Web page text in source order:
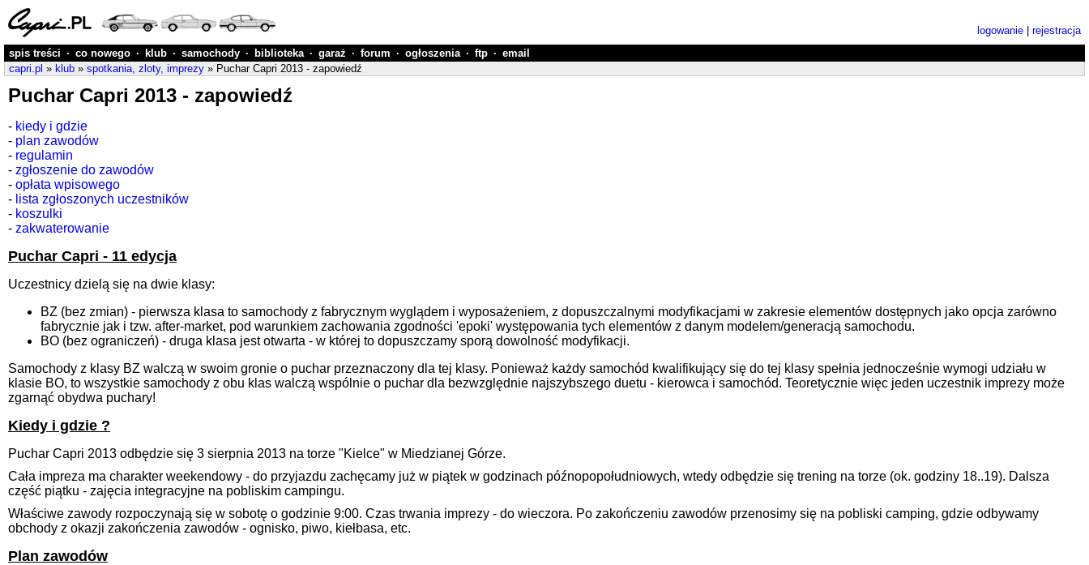
logowanie
rejestracja
spis treści · co nowego · klub · samochody · biblioteka · garaż · forum · ogłoszenia · ftp · email
capri.pl » klub » spotkania, zloty, imprezy » Puchar Capri 2013 - zapowiedź
Puchar Capri 2013 - zapowiedź
- kiedy i gdzie
- plan zawodów
- regulamin
- zgłoszenie do zawodów
- opłata wpisowego
- lista zgłoszonych uczestników
- koszulki
- zakwaterowanie
Puchar Capri - 11 edycja
Uczestnicy dzielą się na dwie klasy:
BZ (bez zmian) - pierwsza klasa to samochody z fabrycznym wyglądem i wyposażeniem, z dopuszczalnymi modyfikacjami w zakresie elementów dostępnych jako opcja zarówno
fabrycznie jak i tzw. after-market, pod warunkiem zachowania zgodności 'epoki' występowania tych elementów z danym modelem/generacją samochodu.
BO (bez ograniczeń) - druga klasa jest otwarta - w której to dopuszczamy sporą dowolność modyfikacji.
Samochody z klasy BZ walczą w swoim gronie o puchar przeznaczony dla tej klasy. Ponieważ każdy samochód kwalifikujący się do tej klasy spełnia jednocześnie wymogi udziału w
klasie BO, to wszystkie samochody z obu klas walczą wspólnie o puchar dla bezwzględnie najszybszego duetu - kierowca i samochód. Teoretycznie więc jeden uczestnik imprezy może
zgarnąć obydwa puchary!
Kiedy i gdzie ?
Puchar Capri 2013 odbędzie się 3 sierpnia 2013 na torze "Kielce" w Miedzianej Górze.
Cała impreza ma charakter weekendowy - do przyjazdu zachęcamy już w piątek w godzinach późnopopołudniowych, wtedy odbędzie się trening na torze (ok. godziny 18..19). Dalsza
część piątku - zajęcia integracyjne na pobliskim campingu.
Właściwe zawody rozpoczynają się w sobotę o godzinie 9:00. Czas trwania imprezy - do wieczora. Po zakończeniu zawodów przenosimy się na pobliski camping, gdzie odbywamy
obchody z okazji zakończenia zawodów - ognisko, piwo, kiełbasa, etc.
Plan zawodów